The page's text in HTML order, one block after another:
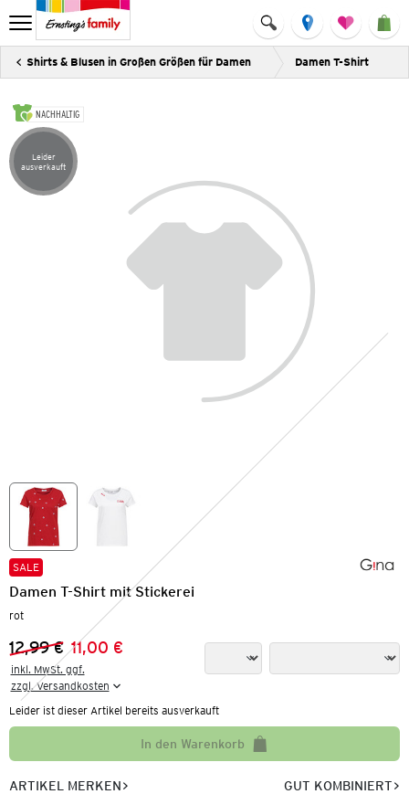
Shirts & Blusen in Großen Größen für Damen Damen T-Shirt
NACHHALTIG
Artikel leider ausverkauft
Leider
ausverkauft
SALE
Damen T-Shirt mit Stickerei
rot
Vorheriger Preis:
12,99 €
Neuer Preis:
11,00 €
inkl. MwSt. ggf.
zzgl. Versandkosten
Leider ist dieser Artikel bereits ausverkauft
In den Warenkorb
ARTIKEL MERKEN GUT KOMBINIERT